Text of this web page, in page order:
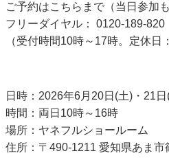
ご予約はこちらまで（当日参加も
フリーダイヤル：
0120-189-820
（受付時間10時～ 17時。定休日
日時：2026年6月20日 (土) ・21日
時間：両日 10時～ 16時
場所：ヤネフルショールーム
住所：〒 490-1211 愛知県あま市